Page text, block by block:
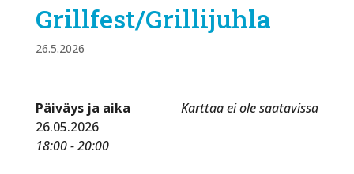
Grillfest/Grillijuhla
26.5.2026
Karttaa ei ole saatavissa
Päiväys ja aika
26.05.2026
18:00 - 20:00